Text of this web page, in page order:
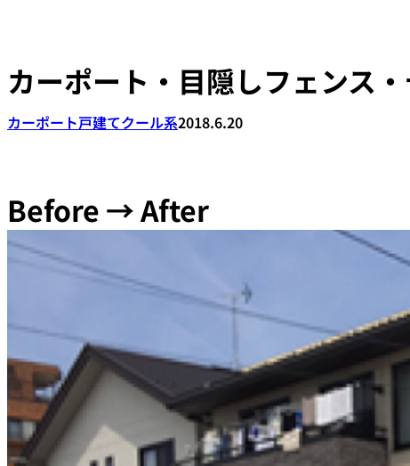
カーポート・目隠しフェンス
カーポート戸建てクール系2018.6.20
Before → After